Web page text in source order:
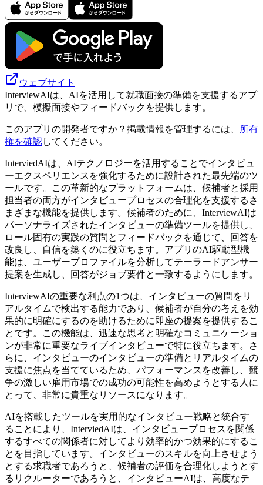
ウェブサイト
InterviewAIは、AIを活用して就職面接の準備を支援するアプ
リで、模擬面接やフィードバックを提供します。
このアプリの開発者ですか？掲載情報を管理するには、
所有
権を確認してください。
InterviedAIは、AIテクノロジーを活用することでインタビュ
ーエクスペリエンスを強化するために設計された最先端のツ
ールです。この革新的なプラットフォームは、候補者と採用
担当者の両方がインタビュープロセスの合理化を支援するさ
まざまな機能を提供します。候補者のために、InterviewAIは
パーソナライズされたインタビューの準備ツールを提供し、
ロール固有の実践の質問とフィードバックを通じて、回答を
改良し、自信を築くのに役立ちます。アプリのAI駆動型機
能は、ユーザープロファイルを分析してテーラードアンサー
提案を生成し、回答がジョブ要件と一致するようにします。
InterviewAIの重要な利点の1つは、インタビューの質問をリ
アルタイムで検出する能力であり、候補者が自分の考えを効
果的に明確にするのを助けるために即座の提案を提供するこ
とです。この機能は、迅速な思考と明確なコミュニケーショ
ンが非常に重要なライブインタビューで特に役立ちます。さ
らに、インタビューのインタビューの準備とリアルタイムの
支援に焦点を当てているため、パフォーマンスを改善し、競
争の激しい雇用市場での成功の可能性を高めようとする人に
とって、非常に貴重なリソースになります。
AIを搭載したツールを実用的なインタビュー戦略と統合す
ることにより、InterviedAIは、インタビュープロセスを関係
するすべての関係者に対してより効率的かつ効果的にするこ
とを目指しています。インタビューのスキルを向上させよう
とする求職者であろうと、候補者の評価を合理化しようとす
るリクルーターであろうと、インタビューAIは、高度なテ